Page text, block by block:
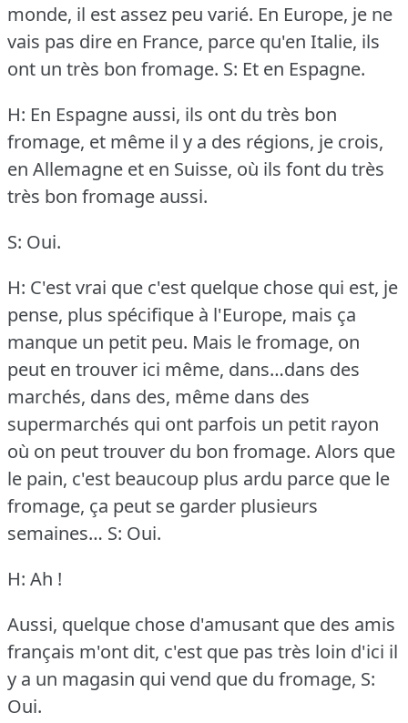
monde, il est assez peu varié. En Europe, je ne
vais pas dire en France, parce qu'en Italie, ils
ont un très bon fromage. S: Et en Espagne.
H: En Espagne aussi, ils ont du très bon
fromage, et même il y a des régions, je crois,
en Allemagne et en Suisse, où ils font du très
très bon fromage aussi.
S: Oui.
H: C'est vrai que c'est quelque chose qui est, je
pense, plus spécifique à l'Europe, mais ça
manque un petit peu. Mais le fromage, on
peut en trouver ici même, dans…dans des
marchés, dans des, même dans des
supermarchés qui ont parfois un petit rayon
où on peut trouver du bon fromage. Alors que
le pain, c'est beaucoup plus ardu parce que le
fromage, ça peut se garder plusieurs
semaines… S: Oui.
H: Ah !
Aussi, quelque chose d'amusant que des amis
français m'ont dit, c'est que pas très loin d'ici il
y a un magasin qui vend que du fromage, S:
Oui.